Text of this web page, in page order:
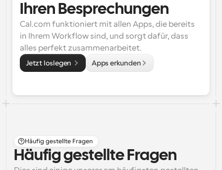
Ihren Besprechungen
Cal.com funktioniert mit allen Apps, die bereits
in Ihrem Workflow sind, und sorgt dafür, dass
alles perfekt zusammenarbeitet.
Jetzt loslegen Apps erkunden
Häufig gestellte Fragen
Häufig gestellte Fragen